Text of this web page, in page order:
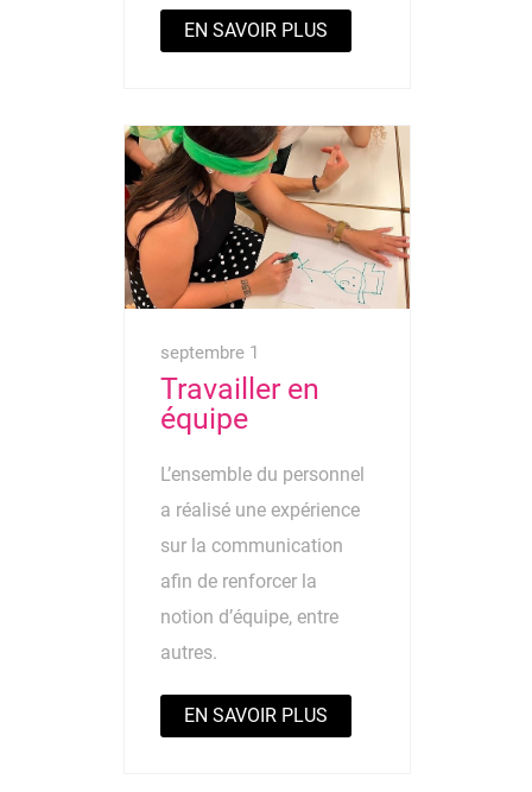
EN SAVOIR PLUS
septembre 1
Travailler en
équipe
L’ensemble du personnel
a réalisé une expérience
sur la communication
afin de renforcer la
notion d’équipe, entre
autres.
EN SAVOIR PLUS